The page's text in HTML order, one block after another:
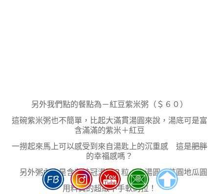
另外我們點的餐點為－紅豆紫米粥（＄６０）
這碗紫米粥也不簡單，比起大滿貫湯圓來說，湯底可是富
含滿滿的紫米＋紅豆
一撈起來馬上可以感受到來自湯匙上的沉重感 這是肥胖
的幸福感嗎？
另外粥內也是含有桂冠湯圓３粒＋小湯圓＋芋圓地瓜圓
用料真的超級不手軟的拉！